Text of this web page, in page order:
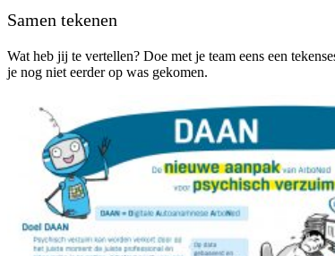
Samen tekenen
Wat heb jij te vertellen? Doe met je team eens een
je nog niet eerder op was gekomen.